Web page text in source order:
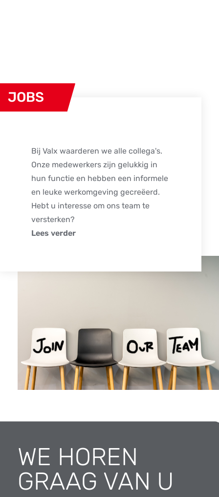
JOBS
Bij Valx waarderen we alle collega's.
Onze medewerkers zijn gelukkig in
hun functie en hebben een informele
en leuke werkomgeving gecreëerd.
Hebt u interesse om ons team te
versterken?
Lees verder
WE HOREN
GRAAG VAN U